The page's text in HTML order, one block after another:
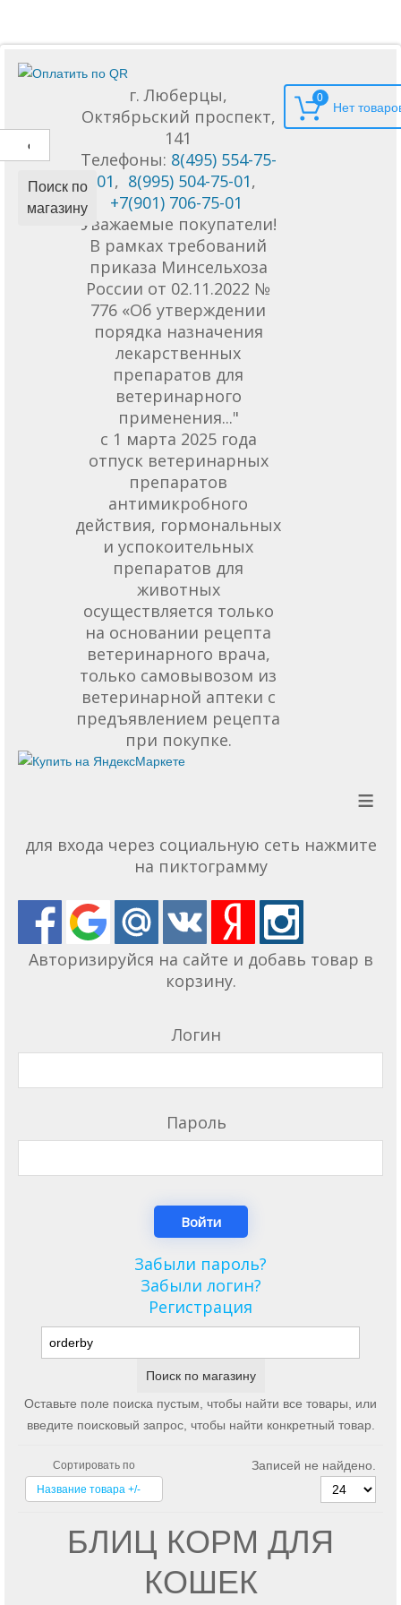
Поиск по
магазину
г. Люберцы,
Октябрьский проспект,
141
Телефоны: 8(495) 554-75-
01, 8(995) 504-75-01,
+7(901) 706-75-01
Уважаемые покупатели!
В рамках требований
приказа Минсельхоза
России от 02.11.2022 №
776 «Об утверждении
порядка назначения
лекарственных
препаратов для
ветеринарного
применения..."
с 1 марта 2025 года
отпуск ветеринарных
препаратов
антимикробного
действия, гормональных
и успокоительных
препаратов для
животных
осуществляется только
на основании рецепта
ветеринарного врача,
только самовывозом из
ветеринарной аптеки с
предъявлением рецепта
при покупке.
0
≡
для входа через социальную сеть нажмите
на пиктограмму
Авторизируйся на сайте и добавь товар в
корзину.
Логин
Пароль
Забыли пароль?
Забыли логин?
Регистрация
Оставьте поле поиска пустым, чтобы найти все товары, или
введите поисковый запрос, чтобы найти конкретный товар.
Сортировать по
Название товара +/-
Записей не найдено.
БЛИЦ КОРМ ДЛЯ
КОШЕК